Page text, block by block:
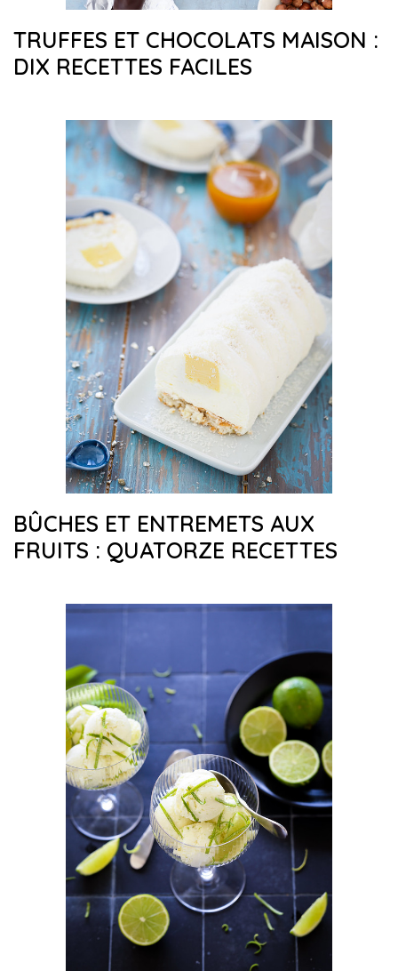
TRUFFES ET CHOCOLATS MAISON :
DIX RECETTES FACILES
BÛCHES ET ENTREMETS AUX
FRUITS : QUATORZE RECETTES